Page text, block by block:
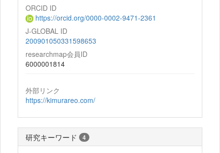
ORCID ID
https://orcid.org/0000-0002-9471-2361
J-GLOBAL ID
200901050331598653
researchmap会員ID
6000001814
外部リンク
https://kimurareo.com/
研究キーワード 4